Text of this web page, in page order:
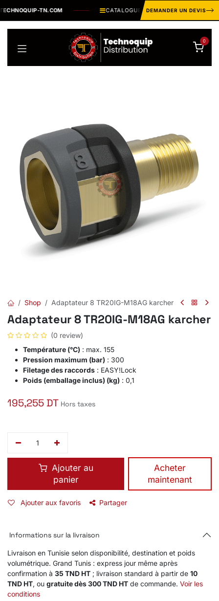
TN.COM CATALOGUE INDUSTRIEL ·PLUSIEURS
DEMANDER UN DEVIS
0
Shop Adaptateur 8 TR20IG-M18AG karcher
Adaptateur 8 TR20IG-M18AG karcher
(0 review)
Température (°C) : max. 155
Pression maximum (bar) : 300
Filetage des raccords : EASY!Lock
Poids (emballage inclus) (kg) : 0,1
195,255 DT Hors taxes
Ajouter au
panier
​Acheter
maintenant
Ajouter aux favoris Partager
Informations sur la livraison
Livraison en Tunisie selon disponibilité, destination et poids
volumétrique. Grand Tunis : express jour même après
confirmation à 35 TND HT ; livraison standard à partir de 10
TND HT, ou gratuite dès 300 TND HT de commande. Voir les
conditions